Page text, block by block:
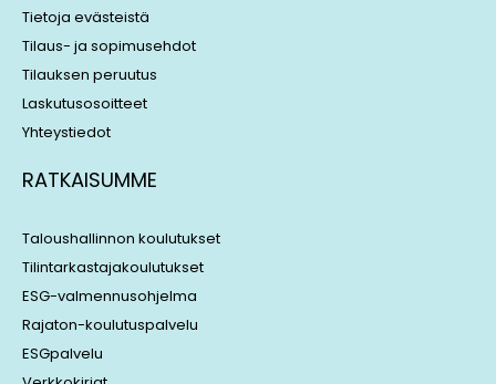
Tietoja evästeistä
Tilaus- ja sopimusehdot
Tilauksen peruutus
Laskutusosoitteet
Yhteystiedot
RATKAISUMME
Taloushallinnon koulutukset
Tilintarkastajakoulutukset
ESG-valmennusohjelma
Rajaton-koulutuspalvelu
ESGpalvelu